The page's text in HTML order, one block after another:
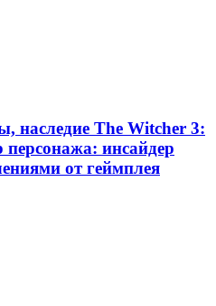
наследие The Witcher 3:
инсайдер
от геймплея